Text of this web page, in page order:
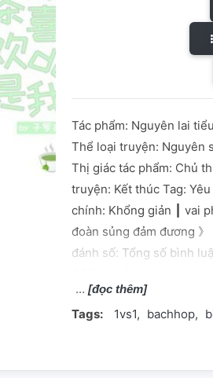
Tác phẩm: Nguyên lai
Thể loại truyện: Nguyên
Thị giác tác phẩm: Chủ
truyện: Kết thúc Tag:
chính: Khổng giản ┃ vai
đoàn sủng đảm đương
đánh số: Tổng số bình
[đọc thêm]
Tags: 1vs1 bachhop